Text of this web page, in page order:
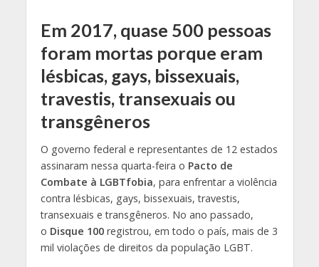
Em 2017, quase 500 pessoas
foram mortas porque eram
lésbicas, gays, bissexuais,
travestis, transexuais ou
transgêneros
O governo federal e representantes de 12 estados
assinaram nessa quarta-feira o Pacto de
Combate à LGBTfobia, para enfrentar a violência
contra lésbicas, gays, bissexuais, travestis,
transexuais e transgêneros. No ano passado,
o Disque 100registrou, em todo o país, mais de 3
mil violações de direitos da população LGBT.